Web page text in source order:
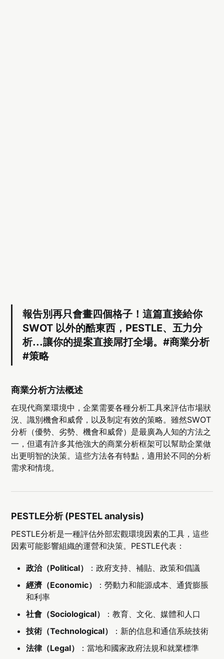
報告別再只會畫四個格子！這篇直接給你
SWOT 以外的酷東西，PESTLE、五力分
析...讓你的提案直接屌打全場。#商業分析
#策略
商業分析方法概述
在現代商業環境中，企業需要各種分析工具來評估市場狀
況、識別機會和威脅，以及制定有效的策略。雖然SWOT
分析（優勢、劣勢、機會和威脅）是最廣為人知的方法之
一，但還有許多其他強大的商業分析框架可以幫助企業做
出更明智的決策。這些方法各有特點，適用於不同的分析
需求和情境。
PESTLE分析 (PESTEL analysis)
PESTLE分析是一種評估外部宏觀環境因素的工具，這些
因素可能影響組織的運營和決策。PESTLE代表：
政治（Political）
：政府支持、補貼、政策和倡議
經濟（Economic）
：勞動力和能源成本、通貨膨脹
和利率
社會（Sociological）
：教育、文化、媒體和人口
技術（Technological）
：新的信息和通信系統技術
法律（Legal）
：當地和國家政府法規和就業標準